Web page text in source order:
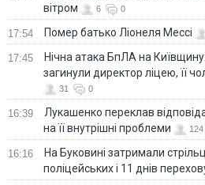
вітром
6 0
17:54 Помер батько Ліонеля Мессі
17:45
Нічна атака БпЛА на
загинули директор ліцею, її
31 0
16:39
Лукашенко переклав
на її внутрішні проблеми
124
16:16
На Буковині затримали
поліцейських і 11 днів